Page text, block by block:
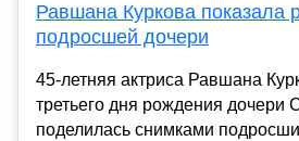
Равшана Куркова показала
подросшей дочери
45-летняя актриса Равшана
третьего дня рождения дочери
поделилась снимками